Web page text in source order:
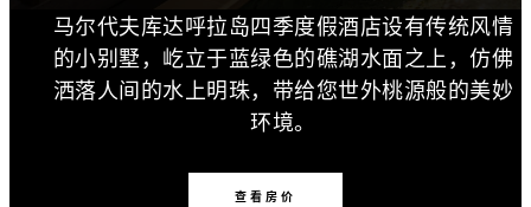
马尔代夫库达呼拉岛四季度假酒店设有传统风情
的小别墅，屹立于蓝绿色的礁湖水面之上，仿佛
洒落人间的水上明珠，带给您世外桃源般的美妙
环境。
查看房价